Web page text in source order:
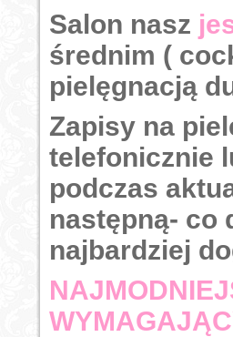
Salon nasz
średnim (
pielęgnacją
Zapisy na
telefonicznie
podczas
następną- co
najbardziej